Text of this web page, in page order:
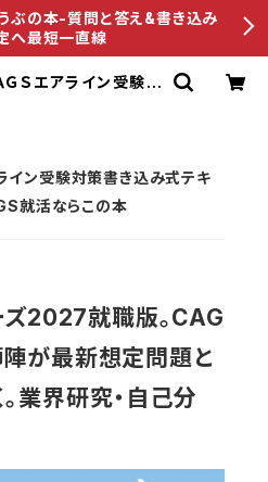
ぶの本-質問と答え&書き込み
へ最短一直線
ＧＳエアライン受験対
イン受験対策書き込み式テキ
就活ならこの本
2027就職版。CAG
が最新想定問題と
業界研究・自己分